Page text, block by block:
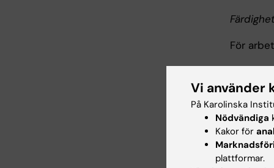
För
och
visa
visa
visa
Vi använder
På Karolinska
Nödvändiga
Kakor för
plattformar.